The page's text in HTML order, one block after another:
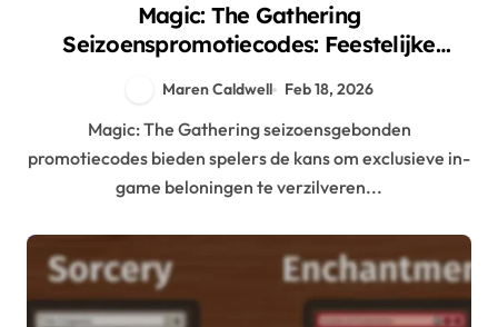
Magic: The Gathering
Seizoenspromotiecodes: Feestelijke
Spelersbetrokkenheid
Maren Caldwell Feb 18, 2026
Magic: The Gathering seizoensgebonden
promotiecodes bieden spelers de kans om exclusieve in-
game beloningen te verzilveren...